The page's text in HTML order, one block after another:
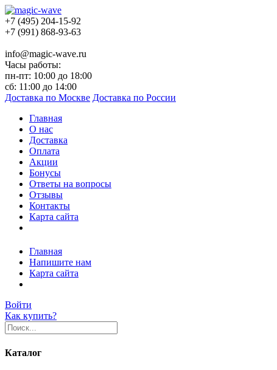
+7 (495) 204-15-92
+7 (991) 868-93-63
info@magic-wave.ru
Часы работы:
пн-пт: 10:00 до 18:00
сб: 11:00 до 14:00
Доставка по Москве Доставка по России
Главная
О нас
Доставка
Оплата
Акции
Бонусы
Ответы на вопросы
Отзывы
Контакты
Карта сайта
Главная
Напишите нам
Карта сайта
Войти
Как купить?
Каталог